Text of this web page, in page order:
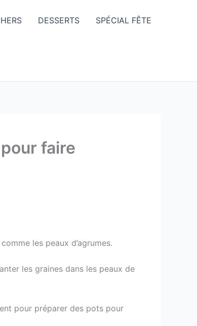
DESSERTS SPÉCIAL FÊTE
faire
les peaux d’agrumes.
les graines dans les peaux de
pour préparer des pots pour